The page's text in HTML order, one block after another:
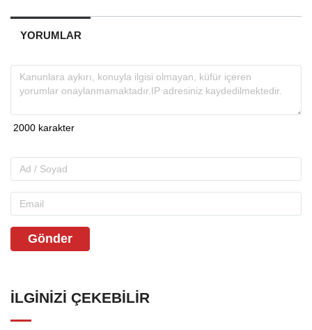
YORUMLAR
Gönder
İLGINIZI ÇEKEBILIR